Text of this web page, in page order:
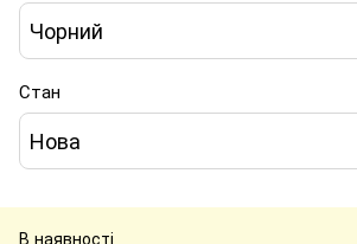
Чорний
Стан
Нова
В наявності